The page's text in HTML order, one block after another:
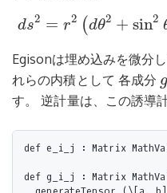
ds2 = r2 (dθ2 + sin2
ds 2 =r2(dθ2 +sin2
Egisonは埋め込みを微分
れらの内積として 各成分 g
す。 逆計量は、この誘導
def e_i_j : Matrix
def g_i_j : Matrix